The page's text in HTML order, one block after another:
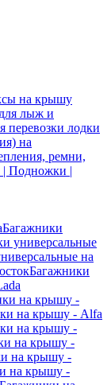
на крышу
лыж и
перевозки лодки
на
ремни,
| Подножки |
Багажники
универсальные
на
Багажники
на крышу -
на крышу - Alfa
на крышу -
на крышу -
на крышу -
на крышу -